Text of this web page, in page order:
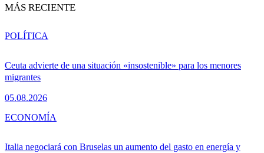
MÁS RECIENTE
Ceuta advierte de una situación «insostenible» para los menores
migrantes
05.08.2026
POLÍTICA
Italia negociará con Bruselas un aumento del gasto en energía y
ECONOMÍA